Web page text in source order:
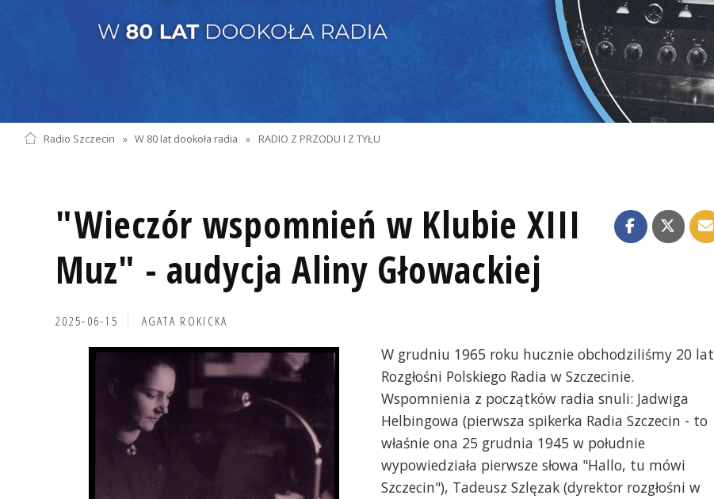
Radio Szczecin » W 80 lat dookoła radia » RADIO Z PRZODU I Z TYŁU
"Wieczór wspomnień w Klubie XIII
Muz" - audycja Aliny Głowackiej
2025-06-15 AGATA ROKICKA
W grudniu 1965 roku hucznie obchodziliśmy 20 lat
Rozgłośni Polskiego Radia w Szczecinie.
Wspomnienia z początków radia snuli: Jadwiga
Helbingowa (pierwsza spikerka Radia Szczecin - to
właśnie ona 25 grudnia 1945 w południe
wypowiedziała pierwsze słowa "Hallo, tu mówi
Szczecin"), Tadeusz Szlęzak (dyrektor rozgłośni w